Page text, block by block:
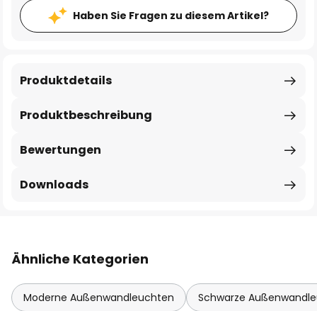
Haben Sie Fragen zu diesem Artikel?
Produktbeschreibung
Produktdetails
Bewertungen
Downloads
Ähnliche Kategorien
Moderne Außenwandleuchten Schwarze